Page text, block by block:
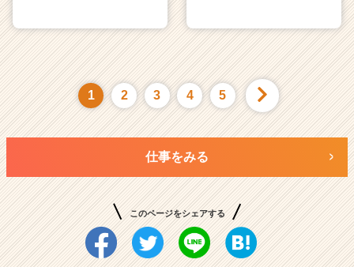
1 2 3 4 5
仕事をみる
このページをシェアする